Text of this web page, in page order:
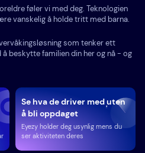
føler vi med deg. Teknologien
vanskelig å holde tritt med barna.
som tenker ett
beskytte familien din her og nå - og
Se hva de driver med uten
å bli oppdaget
Eyezy holder deg usynlig mens du
ser aktiviteten deres